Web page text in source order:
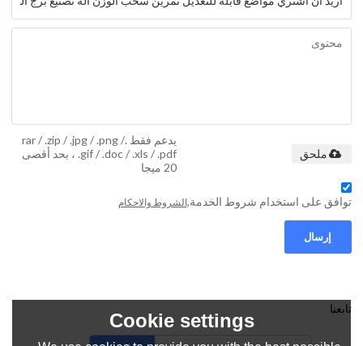
يدعم فقط .rar / .zip / .jpg / .png /
.gif / .doc / .xls / .pdf ، بحد أقصى
20 ميجا
ملحق
توافق على استخدام شروط الخدمة,الشروط والاحكام
إرسال
تابعنا
Cookie settings